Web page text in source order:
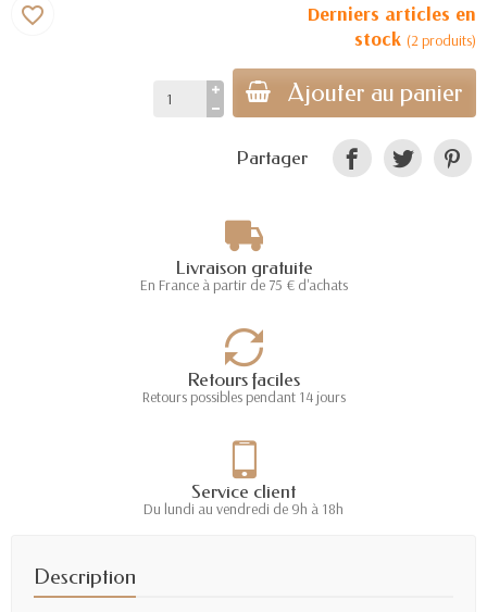
Derniers articles en
stock (2 produits)
Ajouter au panier
favorite_border
Partager
Livraison gratuite
En France à partir de 75 € d'achats
Retours faciles
Retours possibles pendant 14 jours
Service client
Du lundi au vendredi de 9h à 18h
Description